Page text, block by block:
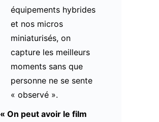
équipements hybrides
et nos micros
miniaturisés, on
capture les meilleurs
moments sans que
personne ne se sente
« observé ».
« On peut avoir le film